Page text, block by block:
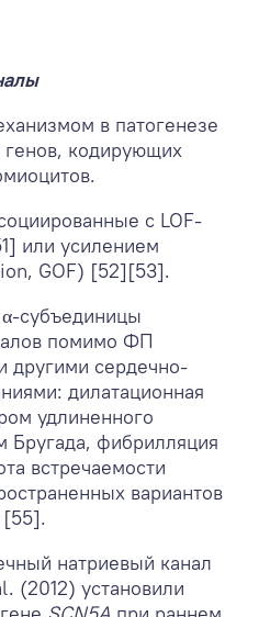
в патогенезе
кодирующих
с LOF-
или усилением
GOF) [52][53].
α-субъединицы
помимо ФП
другими сердечно-
дилатационная
удлиненного
Бругада, фибрилляция
встречаемости
вариантов
[55].
натриевый канал
(2012) установили